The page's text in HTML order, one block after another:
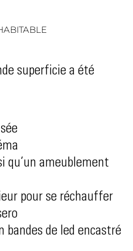
superficie a été
qu’un ameublement
pour se réchauffer
bandes de led encastré